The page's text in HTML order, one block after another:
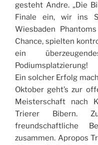
gesteht Andre. „Die
Finale ein, wir ins
Wiesbaden
Chance, spielten
ein
Podiumsplatzierung!
Ein solcher Erfolg
Oktober geht’s zur
Meisterschaft nach
Trierer Bibern.
freundschaftliche
zusammen. Apropos